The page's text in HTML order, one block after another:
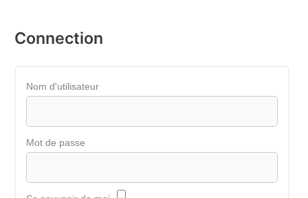
Connection
Nom d'utilisateur
Mot de passe